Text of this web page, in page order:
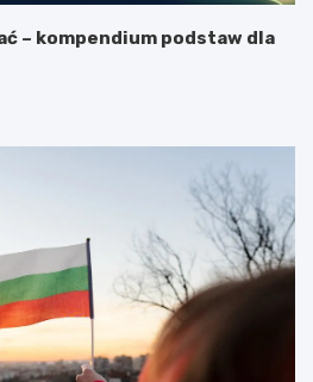
– kompendium podstaw dla